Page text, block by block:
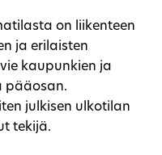
on liikenteen
ja erilaisten
kaupunkien ja
pääosan.
julkisen ulkotilan
tekijä.